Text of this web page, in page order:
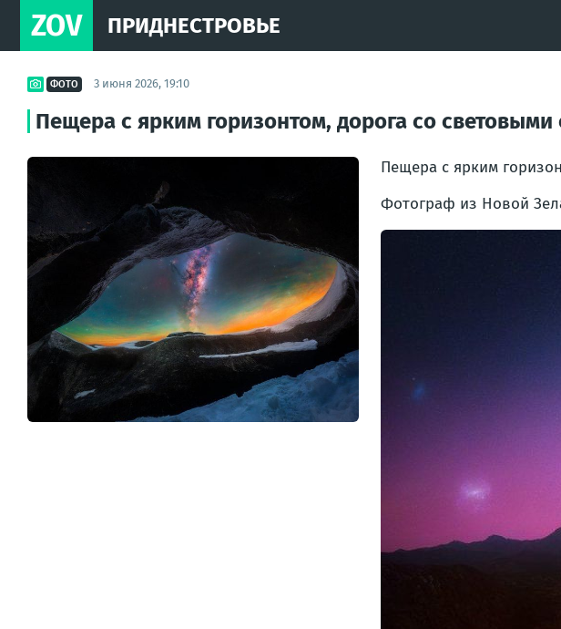
ZOV ПРИДНЕСТРОВЬЕ
ФОТО 3 июня 2026, 19:10
Пещера с ярким горизонтом, дорога со
Пещера с ярким
Фотограф из Новой